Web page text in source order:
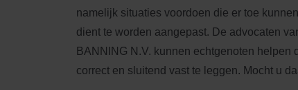
namelijk situaties voordoen die er toe
dient te worden aangepast. De advocaten
BANNING N.V. kunnen echtgenoten helpen
correct en sluitend vast te leggen. Mocht u